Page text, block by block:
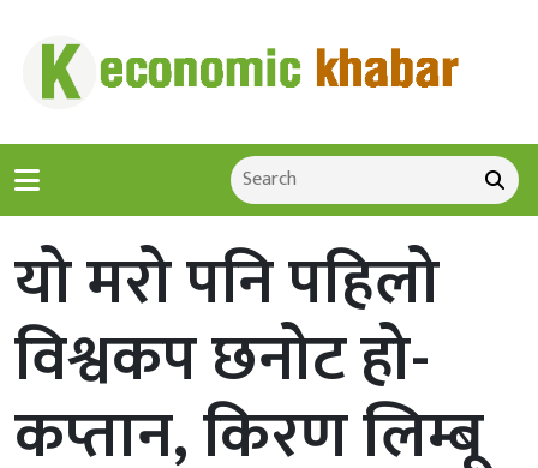
यो मरो पनि पहिलो
विश्वकप छनोट हो-
कप्तान, किरण लिम्बू